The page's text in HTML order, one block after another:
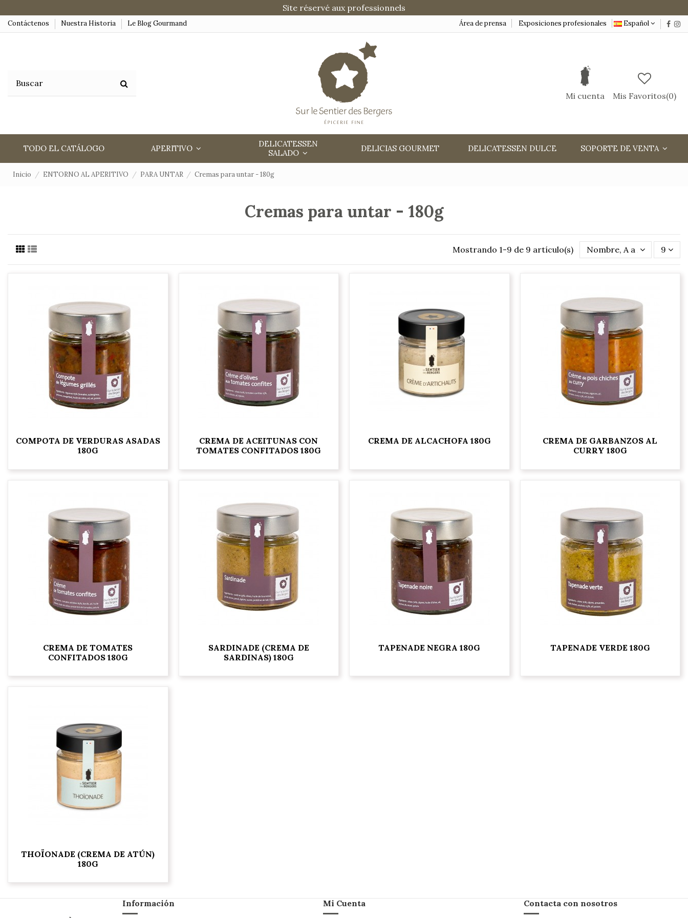
Site réservé aux professionnels
Contáctenos Nuestra Historia Le Blog Gourmand Área de prensa Exposiciones profesionales Español
Mi cuenta Mis Favoritos(0)
TODO EL CATÁLOGO APERITIVO
DELICATESSEN
SALADO
DELICIAS GOURMET DELICATESSEN DULCE SOPORTE DE VENTA
Inicio ENTORNO AL APERITIVO PARA UNTAR Cremas para untar - 180g
Cremas para untar - 180g
Mostrando 1-9 de 9 artículo(s) Nombre, A a Z 9
COMPOTA DE VERDURAS ASADAS
180G
CREMA DE ACEITUNAS CON
TOMATES CONFITADOS 180G
CREMA DE ALCACHOFA 180G
CREMA DE GARBANZOS AL
CURRY 180G
CREMA DE TOMATES
CONFITADOS 180G
SARDINADE (CREMA DE
SARDINAS) 180G
TAPENADE NEGRA 180G TAPENADE VERDE 180G
THOÏONADE (CREMA DE ATÚN)
180G
Información Mi Cuenta Contacta con nosotros